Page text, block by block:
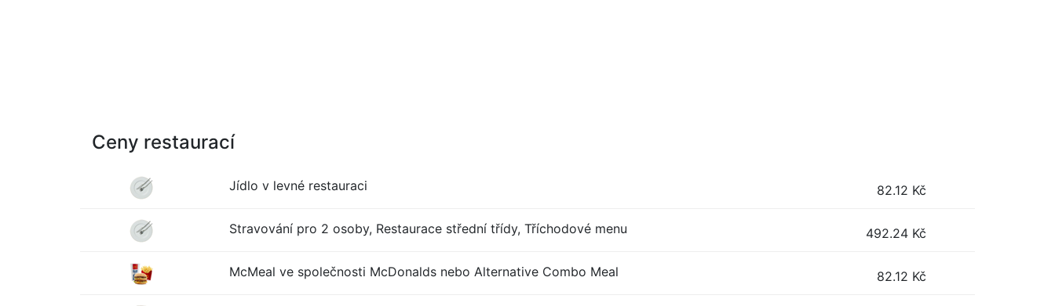
Ceny restaurací
Jídlo v levné restauraci 82.12 Kč
Stravování pro 2 osoby, Restaurace střední třídy, Tříchodové menu 492.24 Kč
McMeal ve společnosti McDonalds nebo Alternative Combo Meal 82.12 Kč